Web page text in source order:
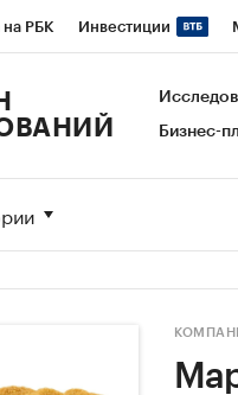
на РБК Инвестиции
Кредитные рейтинги
Бизнес-